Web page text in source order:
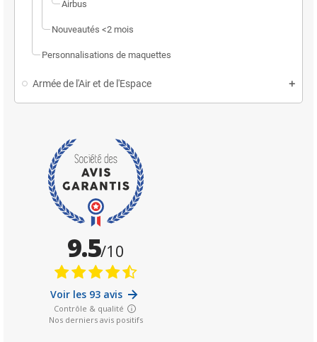
Airbus
Nouveautés <2 mois
Personnalisations de maquettes
Armée de l'Air et de l'Espace